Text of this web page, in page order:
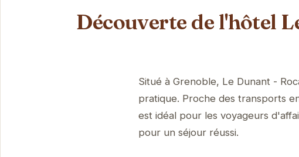
Découverte de l'hôtel
Situé à Grenoble, Le Dunant -
pratique. Proche des transports
est idéal pour les voyageurs
pour un séjour réussi.